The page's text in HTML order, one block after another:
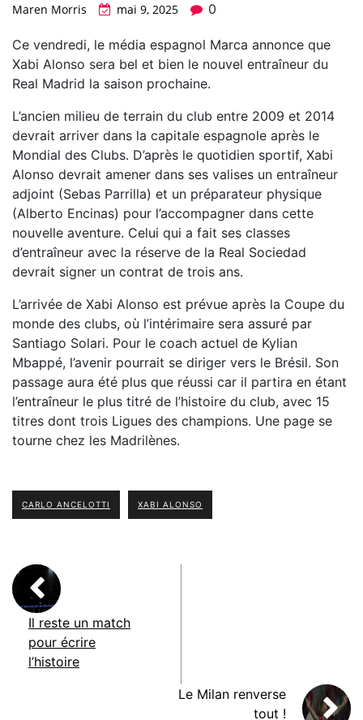
Maren Morris mai 9, 2025 0
Ce vendredi, le média espagnol Marca annonce que
Xabi Alonso sera bel et bien le nouvel entraîneur du
Real Madrid la saison prochaine.
L’ancien milieu de terrain du club entre 2009 et 2014
devrait arriver dans la capitale espagnole après le
Mondial des Clubs. D’après le quotidien sportif, Xabi
Alonso devrait amener dans ses valises un entraîneur
adjoint (Sebas Parrilla) et un préparateur physique
(Alberto Encinas) pour l’accompagner dans cette
nouvelle aventure. Celui qui a fait ses classes
d’entraîneur avec la réserve de la Real Sociedad
devrait signer un contrat de trois ans.
L’arrivée de Xabi Alonso est prévue après la Coupe du
monde des clubs, où l’intérimaire sera assuré par
Santiago Solari. Pour le coach actuel de Kylian
Mbappé, l’avenir pourrait se diriger vers le Brésil. Son
passage aura été plus que réussi car il partira en étant
l’entraîneur le plus titré de l’histoire du club, avec 15
titres dont trois Ligues des champions. Une page se
tourne chez les Madrilènes.
CARLO ANCELOTTI XABI ALONSO
Il reste un match
pour écrire
l’histoire
Le Milan renverse
tout !